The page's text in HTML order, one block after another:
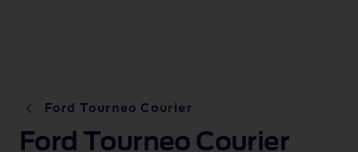
Ford Tourneo Courier
Ford Tourneo Courier